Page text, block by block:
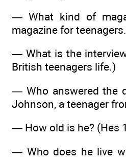
— What kind of
magazine for
— What is the
British teenagers life.)
— Who answered the
Johnson, a teenager
— How old is he? (Hes
— Who does he live